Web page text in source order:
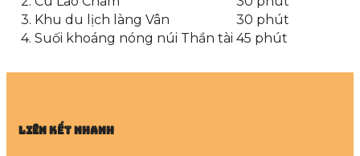
3. Khu du lịch làng Vân
30 phút
4. Suối khoáng nóng núi Thần tài 45 phút
Liên kết nhanh